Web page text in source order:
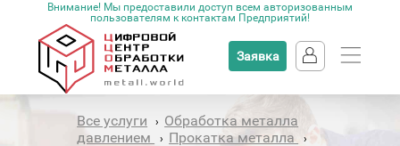
Внимание! Мы предоставили доступ всем авторизованным
пользователям к контактам Предприятий!
Заявка
Все услуги › Обработка металла
давлением
› Прокатка металла ›